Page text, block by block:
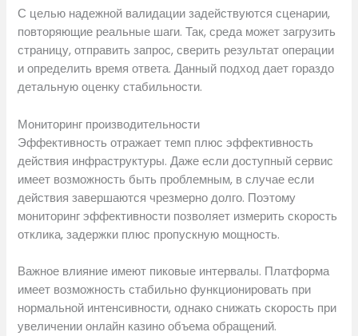
С целью надежной валидации задействуются сценарии,
повторяющие реальные шаги. Так, среда может загрузить
страницу, отправить запрос, сверить результат операции
и определить время ответа. Данный подход дает гораздо
детальную оценку стабильности.
Мониторинг производительности
Эффективность отражает темп плюс эффективность
действия инфраструктуры. Даже если доступный сервис
имеет возможность быть проблемным, в случае если
действия завершаются чрезмерно долго. Поэтому
мониторинг эффективности позволяет измерить скорость
отклика, задержки плюс пропускную мощность.
Важное влияние имеют пиковые интервалы. Платформа
имеет возможность стабильно функционировать при
нормальной интенсивности, однако снижать скорость при
увеличении онлайн казино объема обращений.